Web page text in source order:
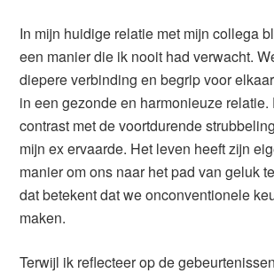
In mijn huidige relatie met mijn collega
een manier die ik nooit had verwacht.
diepere verbinding en begrip voor
in een gezonde en harmonieuze relatie.
contrast met de voortdurende
mijn ex ervaarde. Het leven heeft zijn
manier om ons naar het pad van geluk
dat betekent dat we onconventionele
maken.
Terwijl ik reflecteer op de